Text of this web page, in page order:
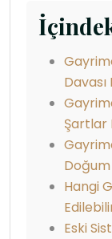
Davası
Şartlar
Doğum
Hangi
Eski